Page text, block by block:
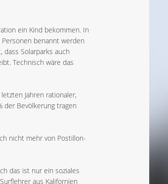
ein Kind bekommen. In
benannt werden
Solarparks auch
Technisch wäre das
Jahren rationaler,
der Bevölkerung tragen
nicht mehr von Postillon-
das ist nur ein soziales
aus Kalifornien